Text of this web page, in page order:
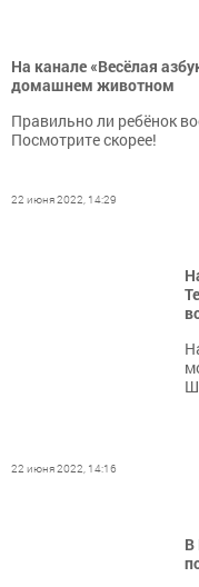
На канале «Весёлая
домашнем животном
Правильно ли ребёнок
Посмотрите скорее!
22 июня 2022, 14:29
22 июня 2022, 14:16
В